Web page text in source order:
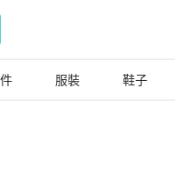
服裝 鞋子